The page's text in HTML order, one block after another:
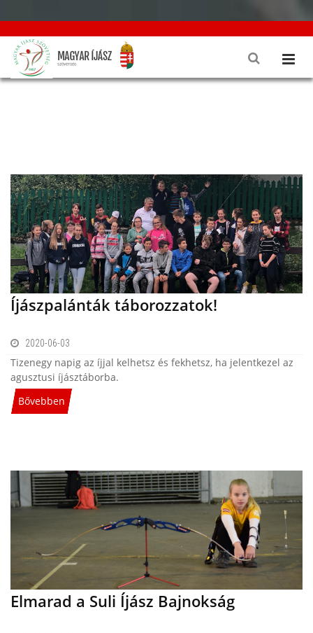
Íjászpalánták táborozzatok!
2020-06-03
Tizenegy napig az íjjal kelhetsz és fekhetsz, ha jelentkezel az
agusztusi íjásztáborba.
Bővebben
Elmarad a Suli Íjász Bajnokság